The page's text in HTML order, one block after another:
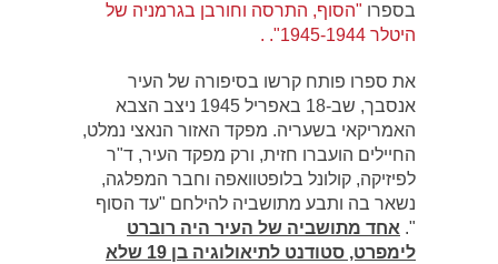
בספרו "הסוף, התרסה וחורבן בגרמניה של
היטלר 1945-1944". .
את ספרו פותח קרשו בסיפורה של העיר
אנסבך, שב-18 באפריל 1945 ניצב הצבא
האמריקאי בשעריה. מפקד האזור הנאצי נמלט,
החיילים הועברו חזית, ורק מפקד העיר, ד"ר
לפיזיקה, קולונל בלופטוואפה וחבר המפלגה,
נשאר בה ותבע מתושביה להילחם "עד הסוף
". אחד מתושביה של העיר היה רוברט
לימפרט, סטודנט לתיאולוגיה בן 19 שלא